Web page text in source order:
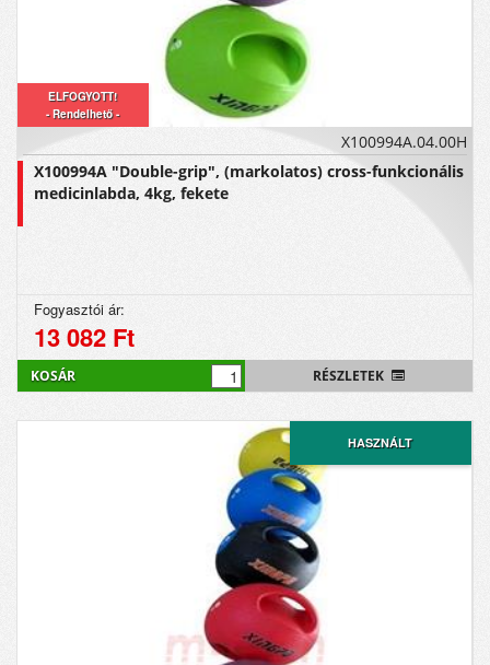
ELFOGYOTT!
- Rendelhető -
X100994A.04.00H
X100994A "Double-grip", (markolatos) cross-funkcionális
medicinlabda, 4kg, fekete
Fogyasztói ár:
13 082 Ft
RÉSZLETEK
KOSÁR
HASZNÁLT